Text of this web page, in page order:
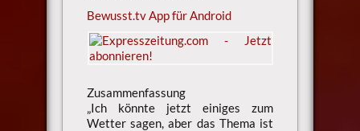
Bewusst.tv App für Android
Zusammenfassung
„Ich könnte jetzt einiges zum
Wetter sagen, aber das Thema ist